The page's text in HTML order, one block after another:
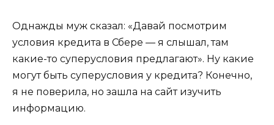
Однажды муж сказал: «Давай посмотрим
условия кредита в Сбере — я слышал, там
какие-то суперусловия предлагают». Ну какие
могут быть суперусловия у кредита? Конечно,
я не поверила, но зашла на сайт изучить
информацию.